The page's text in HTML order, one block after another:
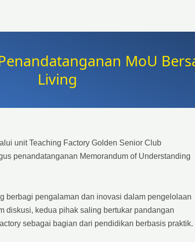
MoU
Living
unit Teaching Factory Golden Senior Club
penandatanganan Memorandum of Understanding
berbagi pengalaman dan inovasi dalam pengelolaan
diskusi, kedua pihak saling bertukar pandangan
sebagai bagian dari pendidikan berbasis praktik.